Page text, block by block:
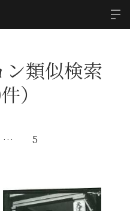
類似検索
）
… 5